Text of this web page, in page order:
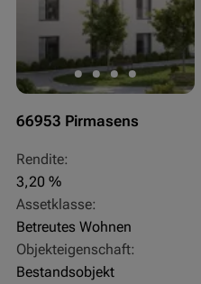
66953 Pirmasens
Rendite:
3,20 %
Assetklasse:
Betreutes Wohnen
Objekteigenschaft:
Bestandsobjekt